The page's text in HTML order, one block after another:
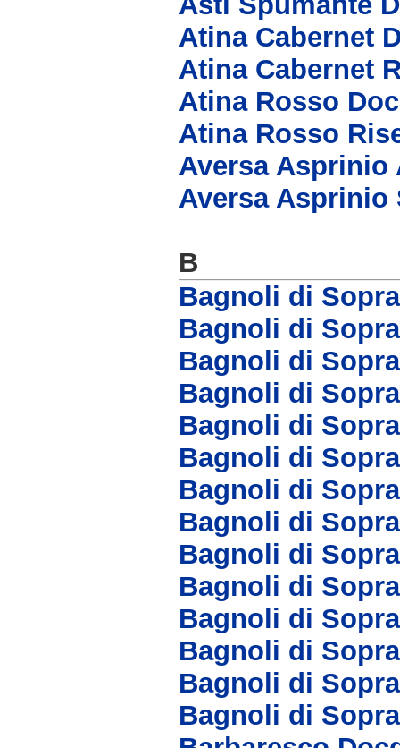
Atina Cabernet
Atina Cabernet
Atina Rosso Doc
Atina Rosso
Aversa Asprinio
Aversa Asprinio
B
Bagnoli di
Bagnoli di
Bagnoli di
Bagnoli di
Bagnoli di
Bagnoli di
Bagnoli di
Bagnoli di
Bagnoli di
Bagnoli di
Bagnoli di
Bagnoli di
Bagnoli di
Bagnoli di